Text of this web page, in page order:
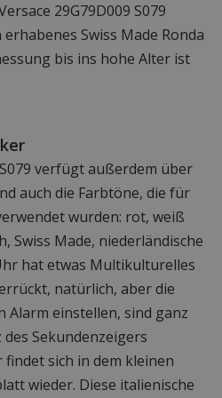
29G79D009 S079
Swiss Made Ronda
bis ins hohe Alter ist
verfügt außerdem über
auch die Farbtöne, die für
wurden: rot, weiß
Swiss Made, niederländische
hat etwas Multikulturelles
natürlich, aber die
Alarm einstellen, sind ganz
Sekundenzeigers
sich in dem kleinen
wieder. Diese italienische